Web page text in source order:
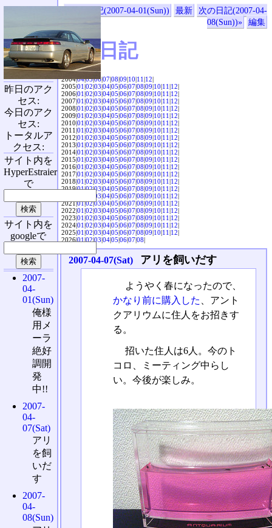
«前の日記(2007-04-01(Sun)) 最新
次の日記(2007-04-
08(Sun))»
編集
SVX日記
2004|04|05|06|07|08|09|10|11|12|
2005|01|02|03|04|05|06|07|08|09|10|11|12|
2006|01|02|03|04|05|06|07|08|09|10|11|12|
2007|01|02|03|04|05|06|07|08|09|10|11|12|
2008|01|02|03|04|05|06|07|08|09|10|11|12|
2009|01|02|03|04|05|06|07|08|09|10|11|12|
2010|01|02|03|04|05|06|07|08|09|10|11|12|
2011|01|02|03|04|05|06|07|08|09|10|11|12|
2012|01|02|03|04|05|06|07|08|09|10|11|12|
2013|01|02|03|04|05|06|07|08|09|10|11|12|
2014|01|02|03|04|05|06|07|08|09|10|11|12|
2015|01|02|03|04|05|06|07|08|09|10|11|12|
2016|01|02|03|04|05|06|07|08|09|10|11|12|
2017|01|02|03|04|05|06|07|08|09|10|11|12|
2018|01|02|03|04|05|06|07|08|09|10|11|12|
2019|01|02|03|04|05|06|07|08|09|10|11|12|
03|04|05|06|07|08|09|10|11|12|
2021|01|02|03|04|05|06|07|08|09|10|11|12|
2022|01|02|03|04|05|06|07|08|09|10|11|12|
2023|01|02|03|04|05|06|07|08|09|10|11|12|
2024|01|02|03|04|05|06|07|08|09|10|11|12|
2025|01|02|03|04|05|06|07|08|09|10|11|12|
2026|01|02|03|04|05|06|07|08|
2007-04-07(Sat) アリを飼いだす
ようやく春になったので、
かなり前に購入した
、アント
クアリウムに住人をお招きす
る。
招いた住人は6人。今のト
コロ、ミーティング中らし
い。今後が楽しみ。
昨日のアク
セス:
今日のアク
セス:
トータルア
クセス:
サイト内を
HyperEstraier
で
サイト内を
googleで
2007-
04-
01(Sun)
俺様
用メ
ーラ
絶好
調開
発
中!!
2007-
04-
07(Sat)
アリ
を飼
いだ
す
2007-
04-
08(Sun)